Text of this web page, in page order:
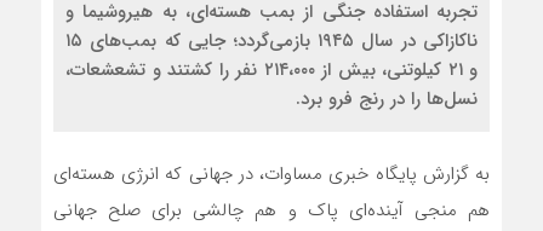
تجربه استفاده جنگی از بمب هسته‌ای، به هیروشیما و
ناکازاکی در سال ۱۹۴۵ بازمی‌گردد؛ جایی که بمب‌های ۱۵
و ۲۱ کیلوتنی، بیش از ۲۱۴،۰۰۰ نفر را کشتند و تشعشعات،
نسل‌ها را در رنج فرو برد.
به گزارش پایگاه خبری مساوات، در جهانی که انرژی هسته‌ای
هم منجی آینده‌ای پاک و هم چالشی برای صلح جهانی